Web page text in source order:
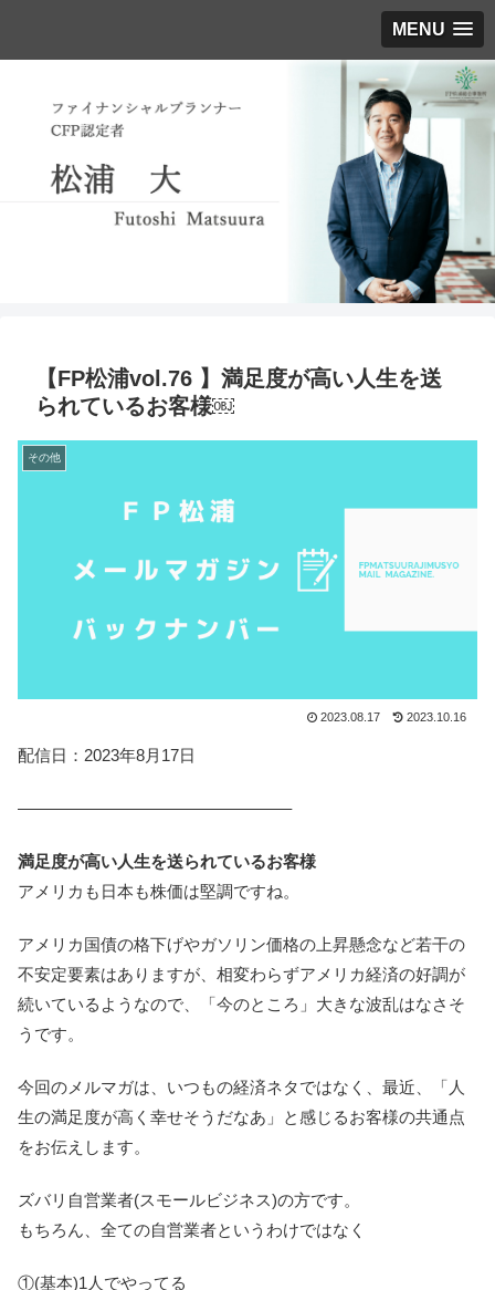
MENU
【FP松浦vol.76 】満足度が高い人生を送
られているお客様￼
その他
2023.08.17 2023.10.16
配信日：2023年8月17日
————————————————–
満足度が高い人生を送られているお客様
アメリカも日本も株価は堅調ですね。
アメリカ国債の格下げやガソリン価格の上昇懸念など若干の
不安定要素はありますが、相変わらずアメリカ経済の好調が
続いているようなので、「今のところ」大きな波乱はなさそ
うです。
今回のメルマガは、いつもの経済ネタではなく、最近、「人
生の満足度が高く幸せそうだなあ」と感じるお客様の共通点
をお伝えします。
ズバリ自営業者(スモールビジネス)の方です。
もちろん、全ての自営業者というわけではなく
①(基本)1人でやってる